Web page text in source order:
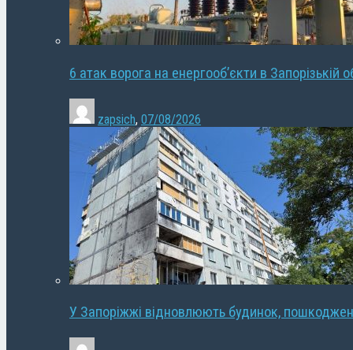
6 атак ворога на енергооб’єкти в Запорізькій
zapsich, 07/08/2026
У Запоріжжі відновлюють будинок,